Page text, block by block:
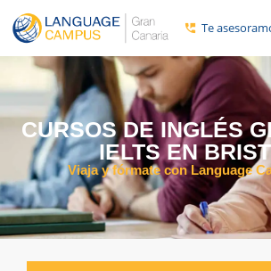
Te
CURSOS DE INGLÉS
IELTS EN
Viaja y fórmate con Language